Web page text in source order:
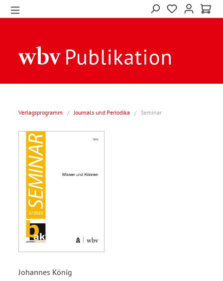
Verlagsprogramm / Journals und Periodika / Seminar
Johannes König